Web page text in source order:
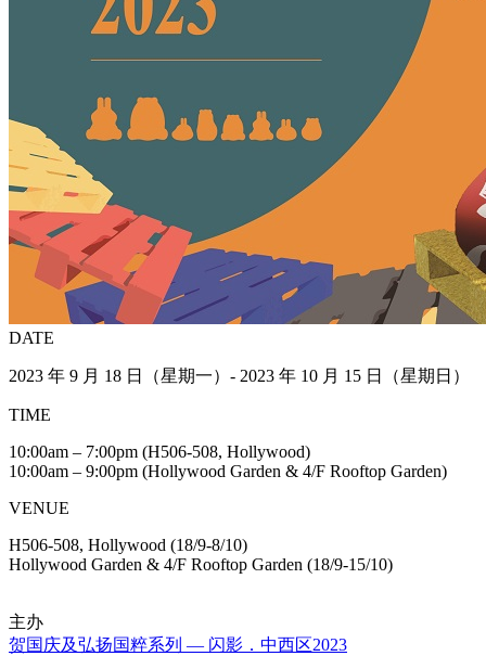
DATE
2023 年 9 月 18 日（星期一）- 2023 年 10 月 15 日（星期日）
TIME
10:00am – 7:00pm (H506-508, Hollywood)
10:00am – 9:00pm (Hollywood Garden & 4/F Rooftop Garden)
VENUE
H506-508, Hollywood (18/9-8/10)
Hollywood Garden & 4/F Rooftop Garden (18/9-15/10)
主办
贺国庆及弘扬国粹系列 — 闪影．中西区2023